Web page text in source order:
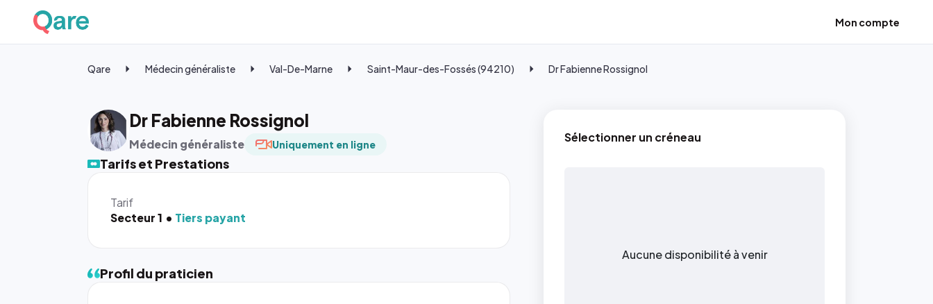
Mon compte
Qare Médecin généraliste Val-De-Marne Saint-Maur-des-Fossés (94210) Dr Fabienne Rossignol
Dr Fabienne Rossignol
Médecin généraliste Uniquement en ligne
Tarifs et Prestations
Tarif
Secteur 1
Tiers payant
Sélectionner un créneau
Aucune disponibilité à venir
Profil du praticien